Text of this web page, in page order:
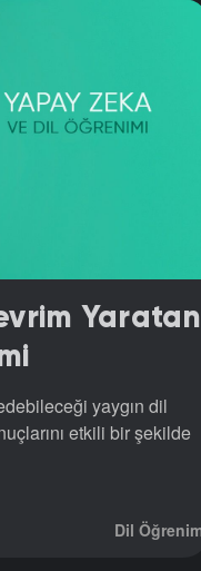
Yaratan
yaygın dil
etkili bir şekilde
Dil